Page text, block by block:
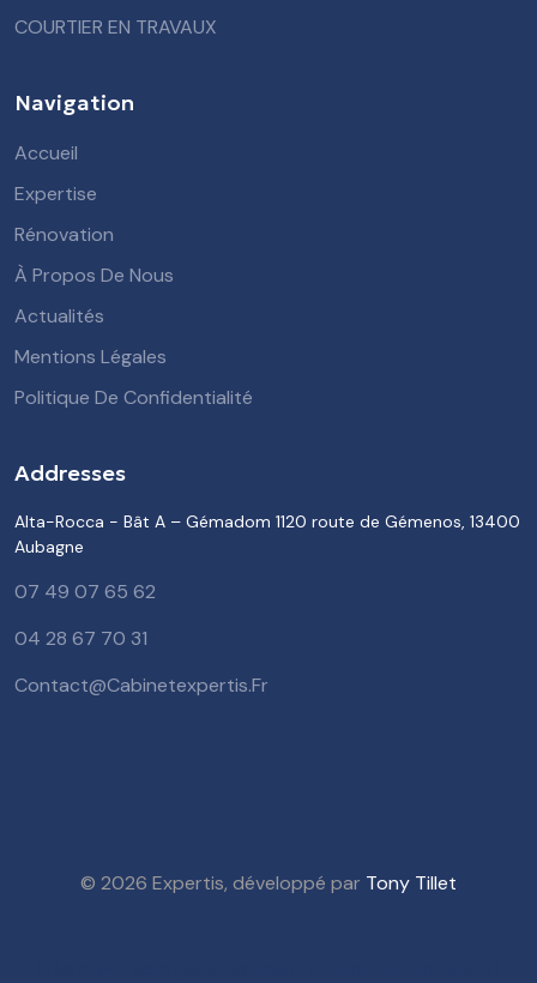
COURTIER EN TRAVAUX
Navigation
Accueil
Expertise
Rénovation
À Propos De Nous
Actualités
Mentions Légales
Politique De Confidentialité
Addresses
Alta-Rocca - Bât A – Gémadom 1120 route de Gémenos, 13400
Aubagne
07 49 07 65 62
04 28 67 70 31
Contact@cabinetexpertis.fr
© 2026 Expertis, développé par Tony Tillet